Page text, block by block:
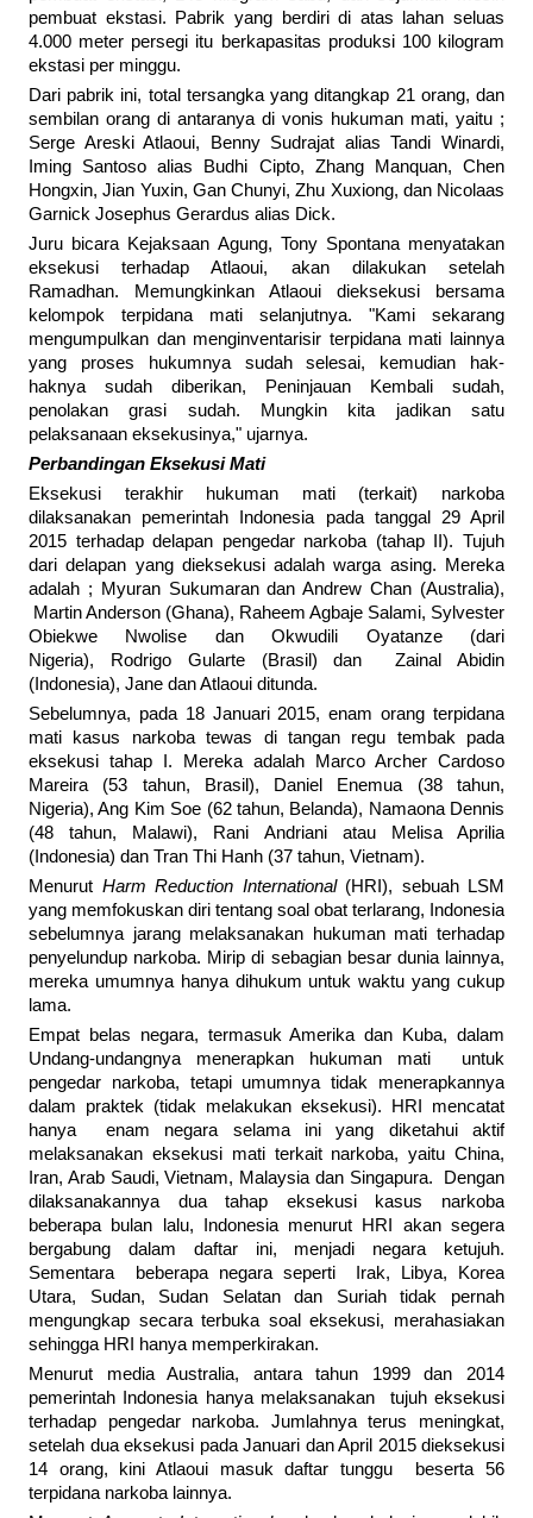
pembuat ekstasi. Pabrik yang berdiri di atas lahan seluas
4.000 meter persegi itu berkapasitas produksi 100 kilogram
ekstasi per minggu.
Dari pabrik ini, total tersangka yang ditangkap 21 orang, dan
sembilan orang di antaranya di vonis hukuman mati, yaitu ;
Serge Areski Atlaoui, Benny Sudrajat alias Tandi Winardi,
Iming Santoso alias Budhi Cipto, Zhang Manquan, Chen
Hongxin, Jian Yuxin, Gan Chunyi, Zhu Xuxiong, dan Nicolaas
Garnick Josephus Gerardus alias Dick.
Juru bicara Kejaksaan Agung, Tony Spontana menyatakan
eksekusi terhadap Atlaoui, akan dilakukan setelah
Ramadhan. Memungkinkan Atlaoui dieksekusi bersama
kelompok terpidana mati selanjutnya. "Kami sekarang
mengumpulkan dan menginventarisir terpidana mati lainnya
yang proses hukumnya sudah selesai, kemudian hak-
haknya sudah diberikan, Peninjauan Kembali sudah,
penolakan grasi sudah. Mungkin kita jadikan satu
pelaksanaan eksekusinya," ujarnya.
Perbandingan Eksekusi Mati
Eksekusi terakhir hukuman mati (terkait) narkoba
dilaksanakan pemerintah Indonesia pada tanggal 29 April
2015 terhadap delapan pengedar narkoba (tahap II). Tujuh
dari delapan yang dieksekusi adalah warga asing. Mereka
adalah ; Myuran Sukumaran dan Andrew Chan (Australia),
Martin Anderson (Ghana), Raheem Agbaje Salami, Sylvester
Obiekwe Nwolise dan Okwudili Oyatanze (dari
Nigeria), Rodrigo Gularte (Brasil) dan Zainal Abidin
(Indonesia), Jane dan Atlaoui ditunda.
Sebelumnya, pada 18 Januari 2015, enam orang terpidana
mati kasus narkoba tewas di tangan regu tembak pada
eksekusi tahap I. Mereka adalah Marco Archer Cardoso
Mareira (53 tahun, Brasil), Daniel Enemua (38 tahun,
Nigeria), Ang Kim Soe (62 tahun, Belanda), Namaona Dennis
(48 tahun, Malawi), Rani Andriani atau Melisa Aprilia
(Indonesia) dan Tran Thi Hanh (37 tahun, Vietnam).
Menurut Harm Reduction International(HRI), sebuah LSM
yang memfokuskan diri tentang soal obat terlarang, Indonesia
sebelumnya jarang melaksanakan hukuman mati terhadap
penyelundup narkoba. Mirip di sebagian besar dunia lainnya,
mereka umumnya hanya dihukum untuk waktu yang cukup
lama.
Empat belas negara, termasuk Amerika dan Kuba, dalam
Undang-undangnya menerapkan hukuman mati untuk
pengedar narkoba, tetapi umumnya tidak menerapkannya
dalam praktek (tidak melakukan eksekusi). HRI mencatat
hanya enam negara selama ini yang diketahui aktif
melaksanakan eksekusi mati terkait narkoba, yaitu China,
Iran, Arab Saudi, Vietnam, Malaysia dan Singapura. Dengan
dilaksanakannya dua tahap eksekusi kasus narkoba
beberapa bulan lalu, Indonesia menurut HRI akan segera
bergabung dalam daftar ini, menjadi negara ketujuh.
Sementara beberapa negara seperti Irak, Libya, Korea
Utara, Sudan, Sudan Selatan dan Suriah tidak pernah
mengungkap secara terbuka soal eksekusi, merahasiakan
sehingga HRI hanya memperkirakan.
Menurut media Australia, antara tahun 1999 dan 2014
pemerintah Indonesia hanya melaksanakan tujuh eksekusi
terhadap pengedar narkoba. Jumlahnya terus meningkat,
setelah dua eksekusi pada Januari dan April 2015 dieksekusi
14 orang, kini Atlaoui masuk daftar tunggu beserta 56
terpidana narkoba lainnya.